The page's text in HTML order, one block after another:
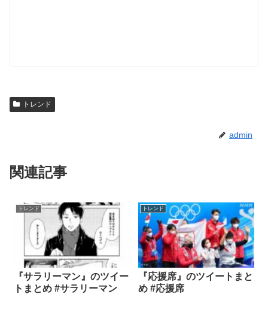
トレンド
admin
関連記事
トレンド
『サラリーマン』のツイー
トまとめ #サラリーマン
トレンド
『応援席』のツイートまと
め #応援席